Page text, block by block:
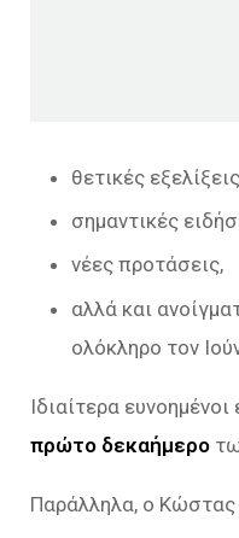
θετικές
σημαντικές
νέες προτάσεις,
αλλά και
ολόκληρο τον
Ιδιαίτερα
πρώτο δεκαήμερο
Παράλληλα, ο